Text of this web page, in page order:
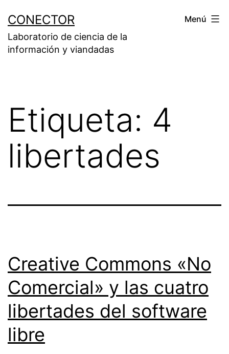
contenido
CONECTOR
Laboratorio de ciencia de la
información y viandadas
Menú
Etiqueta: 4
libertades
Creative Commons «No
Comercial» y las cuatro
libertades del software
libre